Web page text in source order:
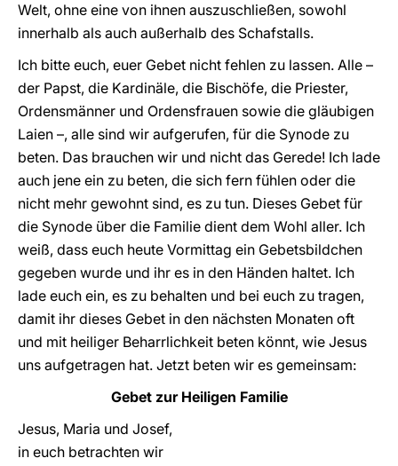
Welt, ohne eine von ihnen auszuschließen, sowohl
innerhalb als auch außerhalb des Schafstalls.
Ich bitte euch, euer Gebet nicht fehlen zu lassen. Alle –
der Papst, die Kardinäle, die Bischöfe, die Priester,
Ordensmänner und Ordensfrauen sowie die gläubigen
Laien –, alle sind wir aufgerufen, für die Synode zu
beten. Das brauchen wir und nicht das Gerede! Ich lade
auch jene ein zu beten, die sich fern fühlen oder die
nicht mehr gewohnt sind, es zu tun. Dieses Gebet für
die Synode über die Familie dient dem Wohl aller. Ich
weiß, dass euch heute Vormittag ein Gebetsbildchen
gegeben wurde und ihr es in den Händen haltet. Ich
lade euch ein, es zu behalten und bei euch zu tragen,
damit ihr dieses Gebet in den nächsten Monaten oft
und mit heiliger Beharrlichkeit beten könnt, wie Jesus
uns aufgetragen hat. Jetzt beten wir es gemeinsam:
Gebet zur Heiligen Familie
Jesus, Maria und Josef,
in euch betrachten wir